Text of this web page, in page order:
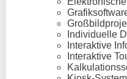
Individuelle
Interaktive
Interaktive